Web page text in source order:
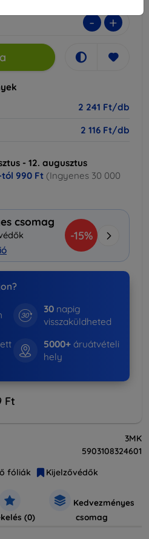
- +
2 241 Ft/db
2 116 Ft/db
- 12. augusztus
tól 990 Ft (Ingyenes 30 000
csomag
-15%
30 napig
visszaküldheted
5000+ áruátvételi
hely
Ft
3MK
5903108324601
fóliák Kijelzővédők
(0)
Kedvezményes
csomag